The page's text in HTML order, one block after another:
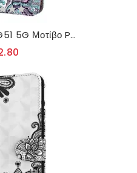
Κάλυμμα Moto G51 5G Μοτίβο Paisley